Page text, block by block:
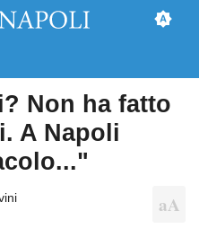
Non ha fatto
A Napoli